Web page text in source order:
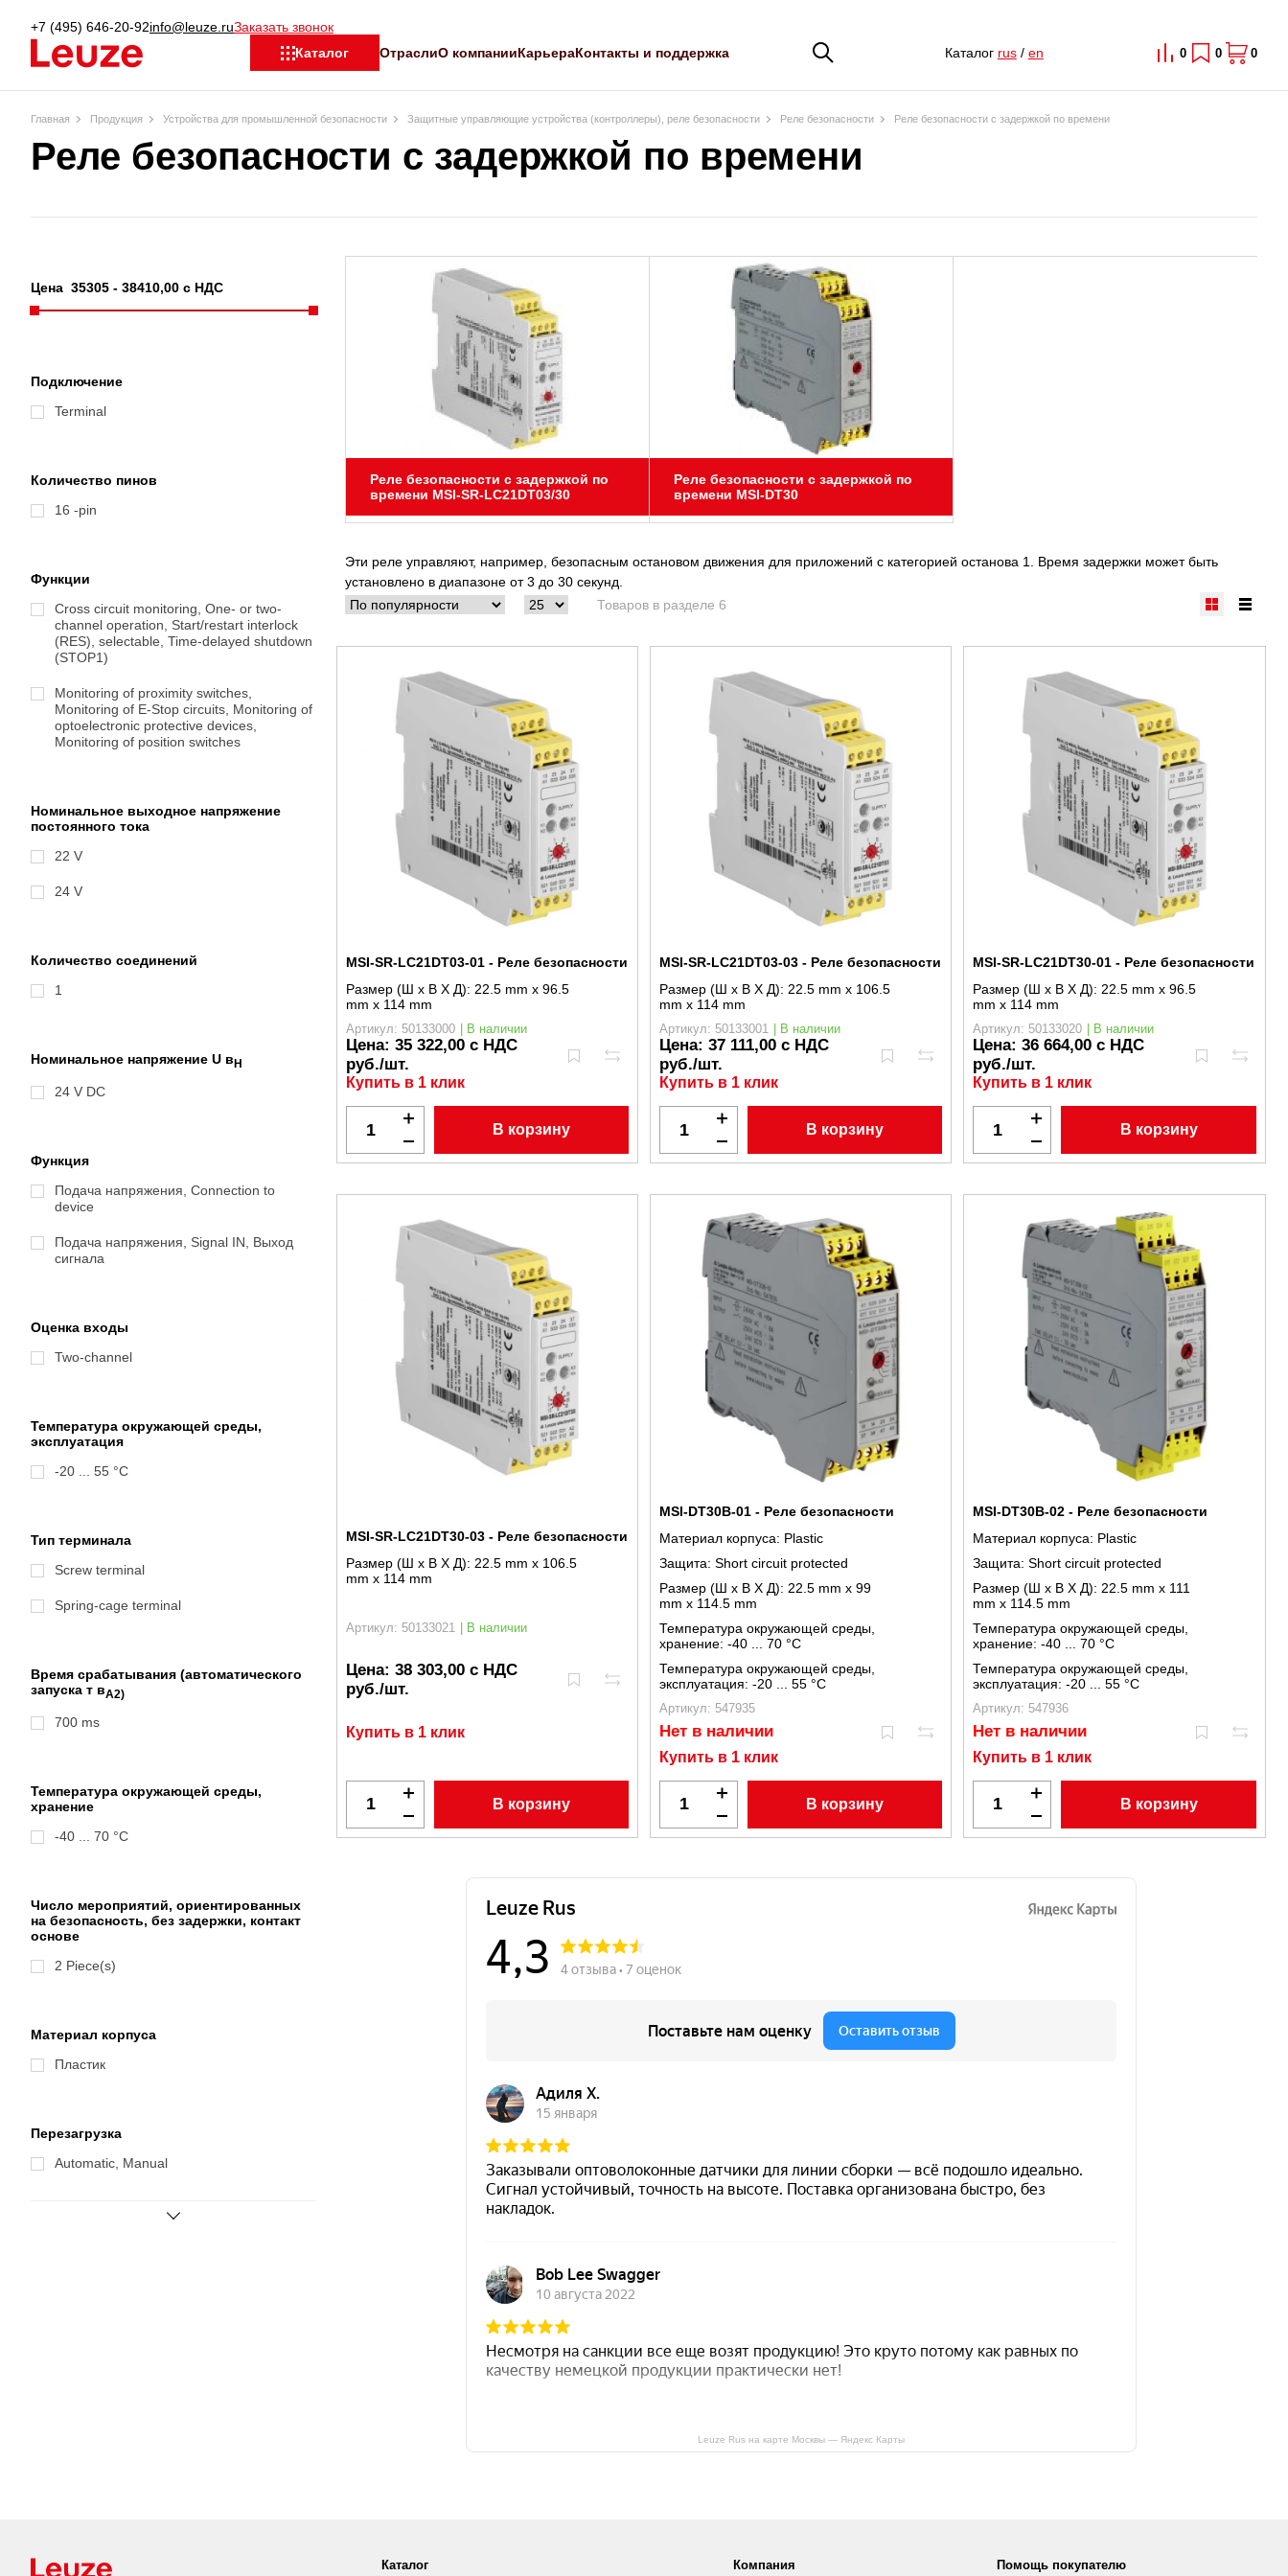
+7 (495) 646-20-92info@leuze.ruЗаказать звонок
Каталог
ОтраслиО компанииКарьераКонтакты и поддержка Каталог rus/ en 0 0 0
Главная Продукция Устройства для промышленной безопасности Защитные управляющие устройства (контроллеры), реле безопасности Реле безопасности Реле безопасности с задержкой по времени
Реле безопасности с задержкой по времени
Цена 35305 - 38410,00 с НДС
Подключение
Terminal
Количество пинов
16 -pin
Функции
Cross circuit monitoring, One- or two-
channel operation, Start/restart interlock
(RES), selectable, Time-delayed shutdown
(STOP1)
Monitoring of proximity switches,
Monitoring of E-Stop circuits, Monitoring of
optoelectronic protective devices,
Monitoring of position switches
Номинальное выходное напряжение
постоянного тока
22 V
24 V
Количество соединений
1
Номинальное напряжение U вН
24 V DC
Функция
Подача напряжения, Connection to
device
Подача напряжения, Signal IN, Выход
сигнала
Оценка входы
Two-channel
Температура окружающей среды,
эксплуатация
-20 ... 55 °C
Тип терминала
Screw terminal
Spring-cage terminal
Время срабатывания (автоматического
запуска т вА2)
700 ms
Температура окружающей среды,
хранение
-40 ... 70 °C
Число мероприятий, ориентированных
на безопасность, без задержки, контакт
основе
2 Piece(s)
Материал корпуса
Пластик
Перезагрузка
Automatic, Manual
Реле безопасности с задержкой по
времени MSI-SR-LC21DT03/30
Реле безопасности с задержкой по
времени MSI-DT30
Эти реле управляют, например, безопасным остановом движения для приложений с категорией останова 1. Время задержки может быть
установлено в диапазоне от 3 до 30 секунд.
Товаров в разделе 6
MSI-SR-LC21DT03-01 - Реле безопасности
Размер (Ш x В X Д): 22.5 mm x 96.5
mm x 114 mm
Артикул: 50133000 | В наличии
Цена: 35 322,00 с НДС
руб./шт.
Купить в 1 клик
В корзину
MSI-SR-LC21DT03-03 - Реле безопасности
Размер (Ш x В X Д): 22.5 mm x 106.5
mm x 114 mm
Артикул: 50133001 | В наличии
Цена: 37 111,00 с НДС
руб./шт.
Купить в 1 клик
В корзину
MSI-SR-LC21DT30-01 - Реле безопасности
Размер (Ш x В X Д):22.5 mm x 96.5
mm x 114 mm
Артикул: 50133020 | В наличии
Цена: 36 664,00 с НДС
руб./шт.
Купить в 1 клик
В корзину
MSI-SR-LC21DT30-03 - Реле безопасности
Размер (Ш x В X Д): 22.5 mm x 106.5
mm x 114 mm
Артикул: 50133021 | В наличии
Цена: 38 303,00 с НДС
руб./шт.
Купить в 1 клик
В корзину
MSI-DT30B-01 - Реле безопасности
Материал корпуса: Plastic
Защита: Short circuit protected
Размер (Ш x В X Д): 22.5 mm x 99
mm x 114.5 mm
Температура окружающей среды,
хранение: -40 ... 70 °C
Температура окружающей среды,
эксплуатация: -20 ... 55 °C
Артикул: 547935
Нет в наличии
Купить в 1 клик
В корзину
MSI-DT30B-02 - Реле безопасности
Материал корпуса: Plastic
Защита:Short circuit protected
Размер (Ш x В X Д): 22.5 mm x 111
mm x 114.5 mm
Температура окружающей среды,
хранение:-40 ... 70 °C
Температура окружающей среды,
эксплуатация:-20 ... 55 °C
Артикул: 547936
Нет в наличии
Купить в 1 клик
В корзину
Leuze Rus на карте Москвы — Яндекс Карты
Каталог Компания Помощь покупателю